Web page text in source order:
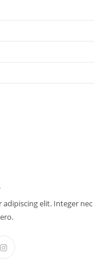
elit. Integer nec